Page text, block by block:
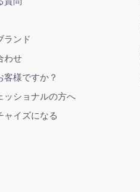
ランド
わせ
客様ですか？
ッショナルの方へ
ャイズになる